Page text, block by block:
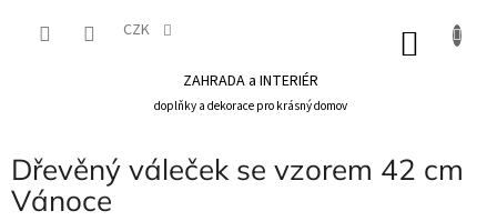
CZK
ZAHRADA a INTERIÉR
doplňky a dekorace pro krásný domov
Dřevěný váleček se vzorem 42 cm
Vánoce